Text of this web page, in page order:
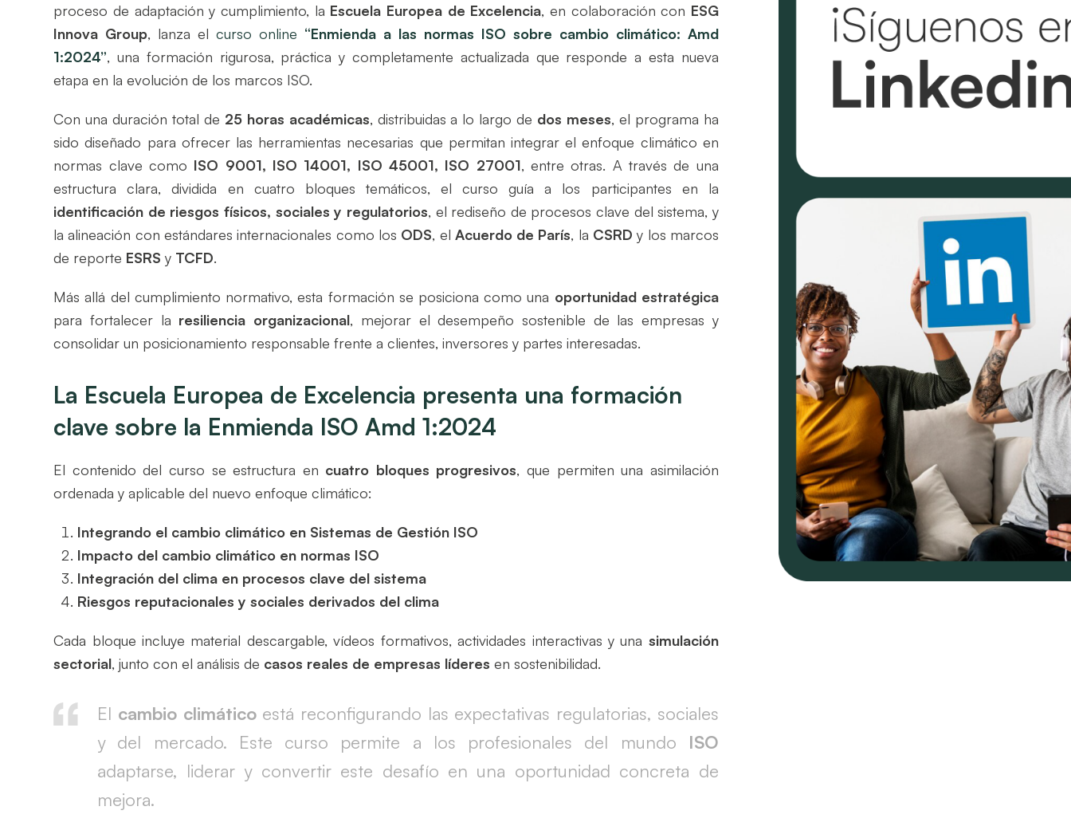
proceso de adaptación y cumplimiento, la Escuela Europea de Excelencia, en colaboración con ESG
Innova Group, lanza elcurso online “Enmienda a las normas ISO sobre cambio climático: Amd
1:2024”, una formación rigurosa, práctica y completamente actualizada que responde a esta nueva
etapa en la evolución de los marcos ISO.
Con una duración total de 25 horas académicas, distribuidas a lo largo de dos meses, el programa ha
sido diseñado para ofrecer las herramientas necesarias que permitan integrar el enfoque climático en
normas clave como ISO 9001, ISO 14001, ISO 45001, ISO 27001, entre otras. A través de una
estructura clara, dividida en cuatro bloques temáticos, el curso guía a los participantes en la
identificación de riesgos físicos, sociales y regulatorios, el rediseño de procesos clave del sistema, y
la alineación con estándares internacionales como los ODS, el Acuerdo de París, la CSRD y los marcos
de reporte ESRS y TCFD.
Más allá del cumplimiento normativo, esta formación se posiciona como una oportunidad estratégica
para fortalecer la resiliencia organizacional, mejorar el desempeño sostenible de las empresas y
consolidar un posicionamiento responsable frente a clientes, inversores y partes interesadas.
La Escuela Europea de Excelencia presenta una formación
clave sobre la Enmienda ISO Amd 1:2024
El contenido del curso se estructura en cuatro bloques progresivos, que permiten una asimilación
ordenada y aplicable del nuevo enfoque climático:
Integrando el cambio climático en Sistemas de Gestión ISO
Impacto del cambio climático en normas ISO
Integración del clima en procesos clave del sistema
Riesgos reputacionales y sociales derivados del clima
Cada bloque incluye material descargable, vídeos formativos, actividades interactivas y una simulación
sectorial, junto con el análisis de casos reales de empresas líderes en sostenibilidad.
El cambio climáticoestá reconfigurando las expectativas regulatorias, sociales
y del mercado. Este curso permite a los profesionales del mundo ISO
adaptarse, liderar y convertir este desafío en una oportunidad concreta de
mejora.